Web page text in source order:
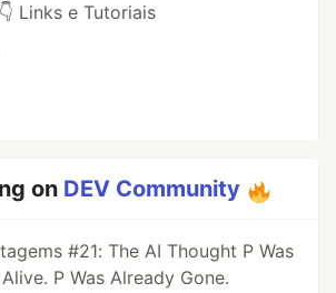
Links e Tutoriais
on DEV Community
#21: The AI Thought P Was
P Was Already Gone.